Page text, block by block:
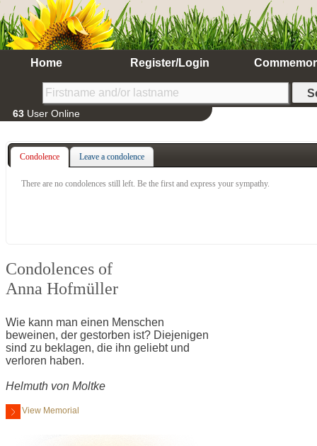
Home Register/Login
63 User Online
Condolence Leave a condolence
There are no condolences still left. Be the first and express your sympathy.
Condolences of
Anna Hofmüller
Wie kann man einen Menschen
beweinen, der gestorben ist? Diejenigen
sind zu beklagen, die ihn geliebt und
verloren haben.
Helmuth von Moltke
View Memorial